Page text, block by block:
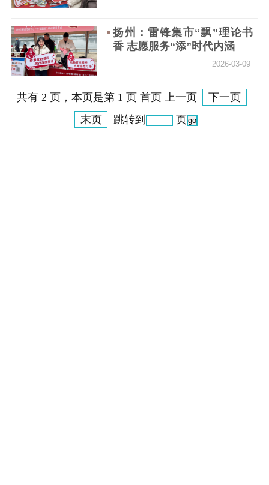
扬州：雷锋集市“飘”理论书
香 志愿服务“添”时代内涵
2026-03-09
共有 2 页，本页是第 1 页 首页 上一页
下一页
末页
跳转到 页